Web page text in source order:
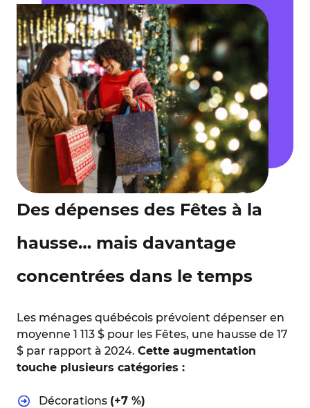
Des dépenses des Fêtes à la
hausse… mais davantage
concentrées dans le temps
Les ménages québécois prévoient dépenser en
moyenne 1 113 $ pour les Fêtes, une hausse de 17
$ par rapport à 2024. Cette augmentation
touche plusieurs catégories :
Décorations (+7 %)